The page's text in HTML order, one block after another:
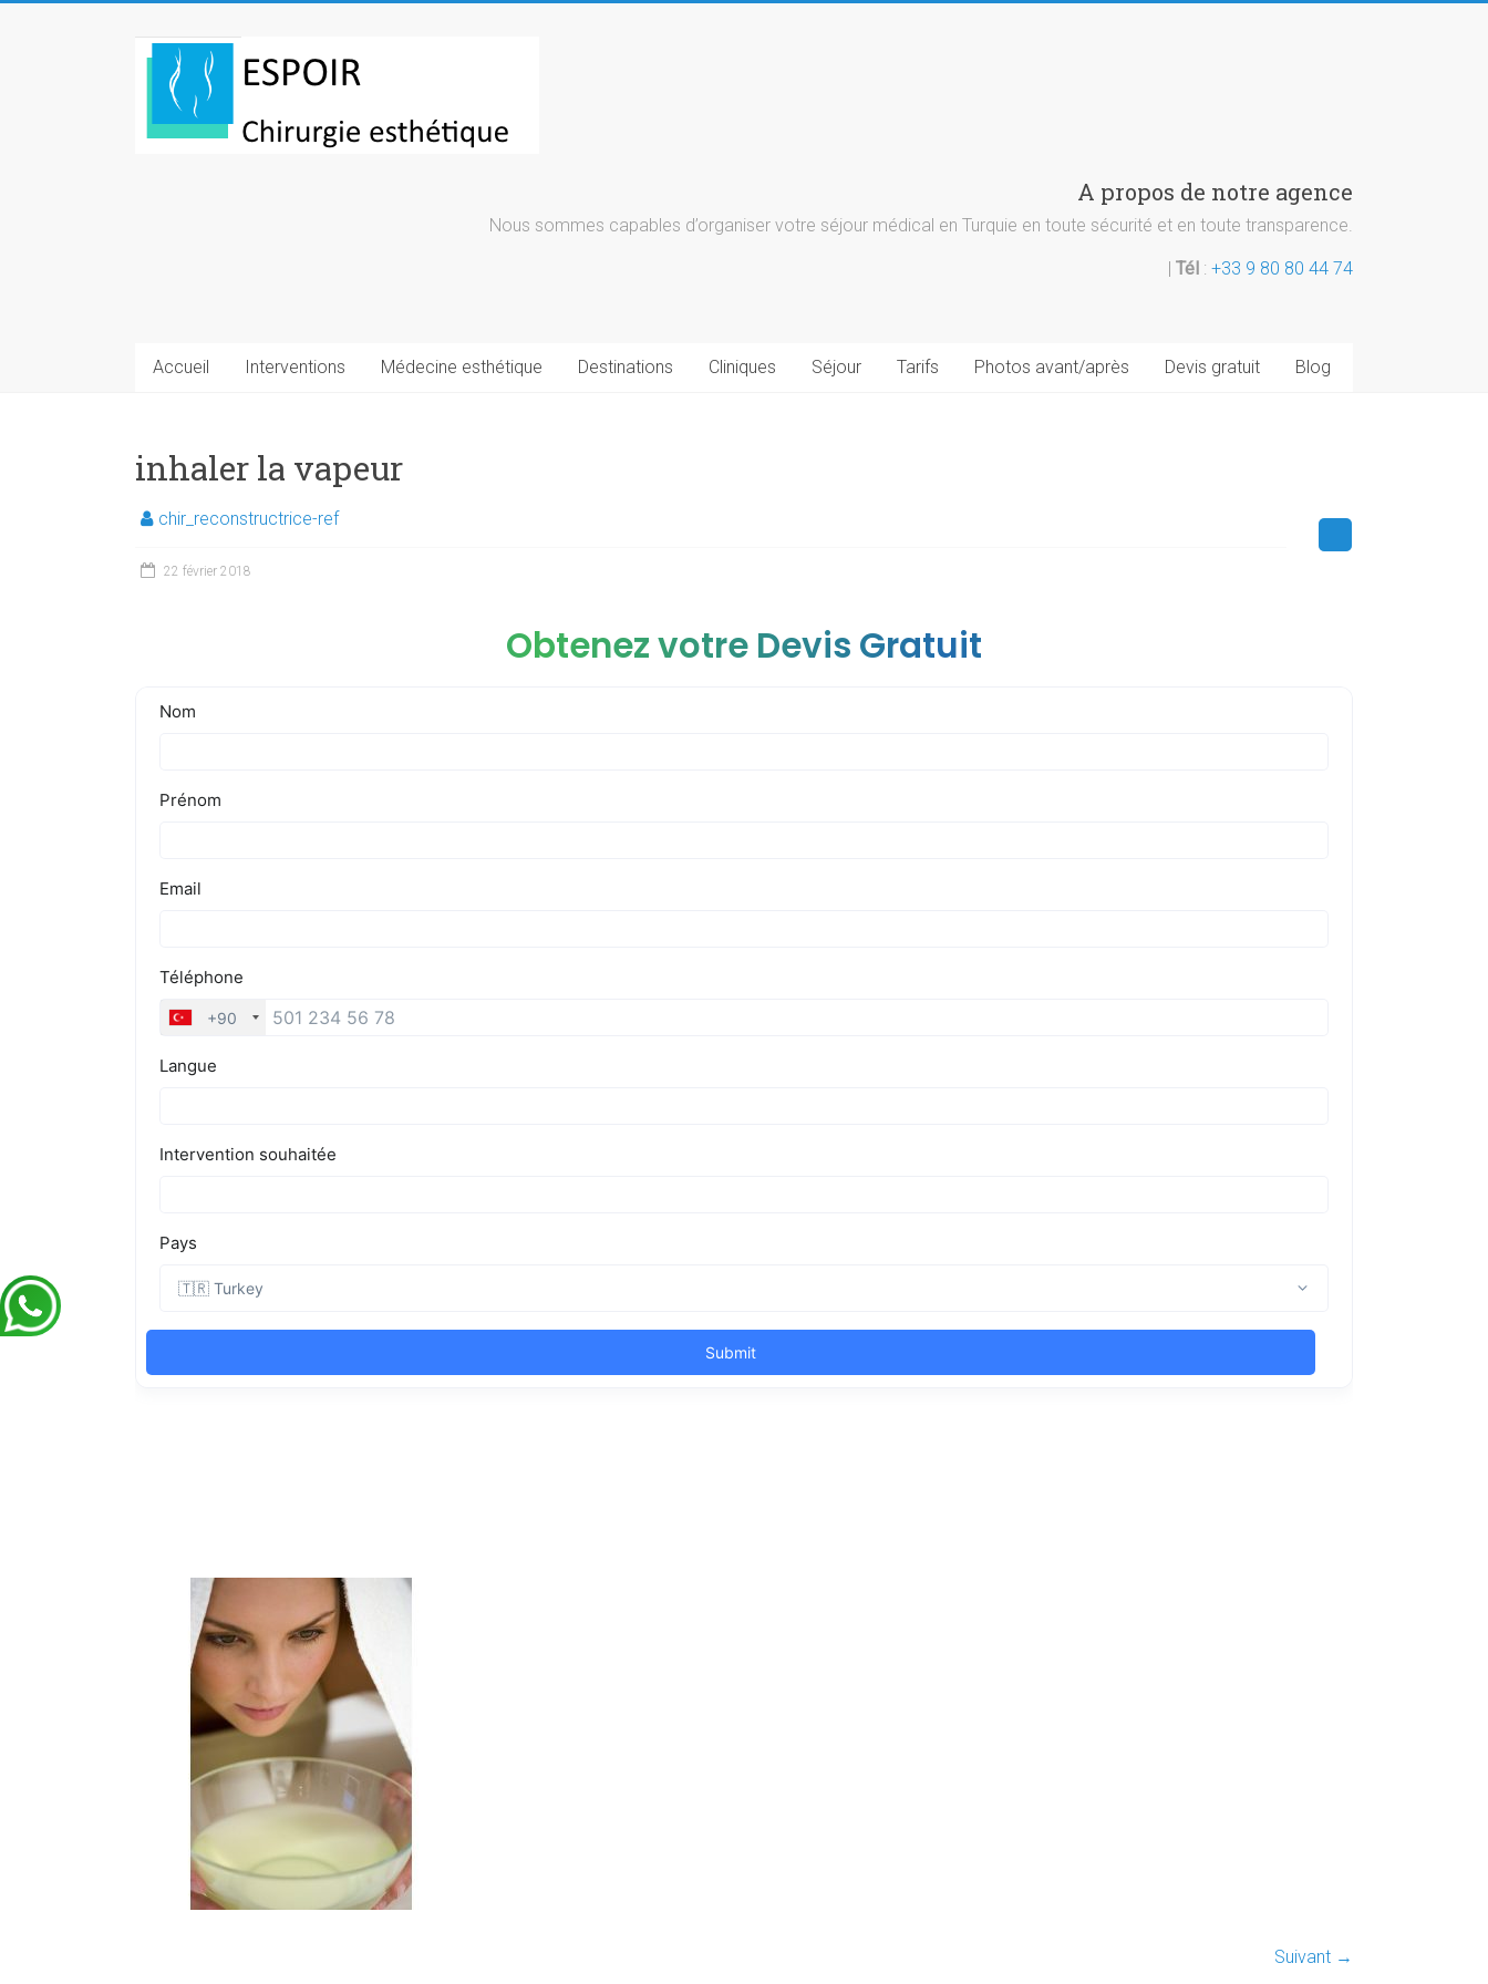
Chirurgie
esthetique
Turquie
A propos de notre agence
Nous sommes capables d’organiser votre séjour médical en Turquie en toute sécurité et en toute transparence.
| Tél : +33 9 80 80 44 74
Accueil Interventions Médecine esthétique Destinations Cliniques Séjour Tarifs Photos avant/après Devis gratuit Blog
inhaler la vapeur
chir_reconstructrice-ref
22 février 2018
Obtenez votre Devis Gratuit
Suivant →